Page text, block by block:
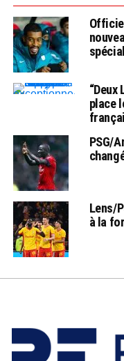
place
PSG/
Lens/
à la